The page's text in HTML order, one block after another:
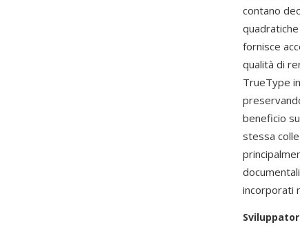
contano
fornisce
qualità di
TrueType
beneficio
stessa
documentali
incorporati